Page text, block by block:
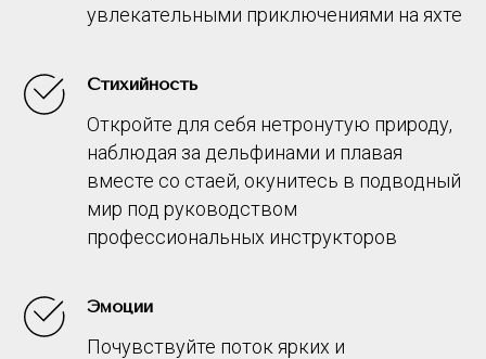
увлекательными приключениями на яхте
Стихийность
Откройте для себя нетронутую природу,
наблюдая за дельфинами и плавая
вместе со стаей, окунитесь в подводный
мир под руководством
профессиональных инструкторов
Эмоции
Почувствуйте поток ярких и